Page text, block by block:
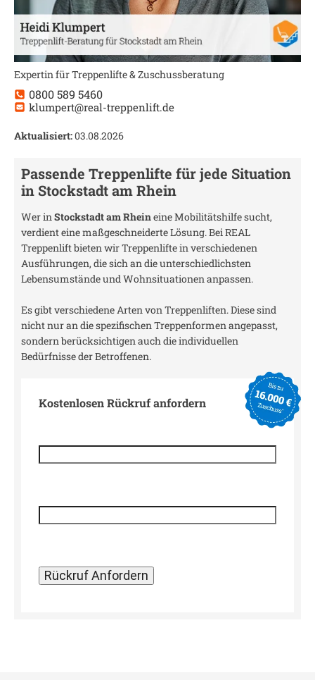
Expertin für Treppenlifte & Zuschussberatung
0800 589 5460
klumpert@real-treppenlift.de
Aktualisiert:03.08.2026
Passende Treppenlifte für jede Situation
in Stockstadt am Rhein
Wer inStockstadt am Rheineine Mobilitätshilfe sucht,
verdient eine maßgeschneiderte Lösung. Bei REAL
Treppenlift bieten wir Treppenlifte in verschiedenen
Ausführungen, die sich an die unterschiedlichsten
Lebensumstände und Wohnsituationen anpassen.
Es gibt verschiedene Arten von Treppenliften. Diese sind
nicht nur an die spezifischen Treppenformen angepasst,
sondern berücksichtigen auch die individuellen
Bedürfnisse der Betroffenen.
Kostenlosen Rückruf anfordern